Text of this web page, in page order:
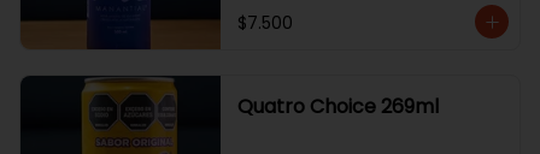
$7.500
Quatro Choice 269ml